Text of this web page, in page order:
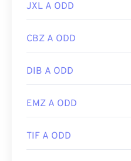
JXL A ODD
CBZ A ODD
DIB A ODD
EMZ A ODD
TIF A ODD